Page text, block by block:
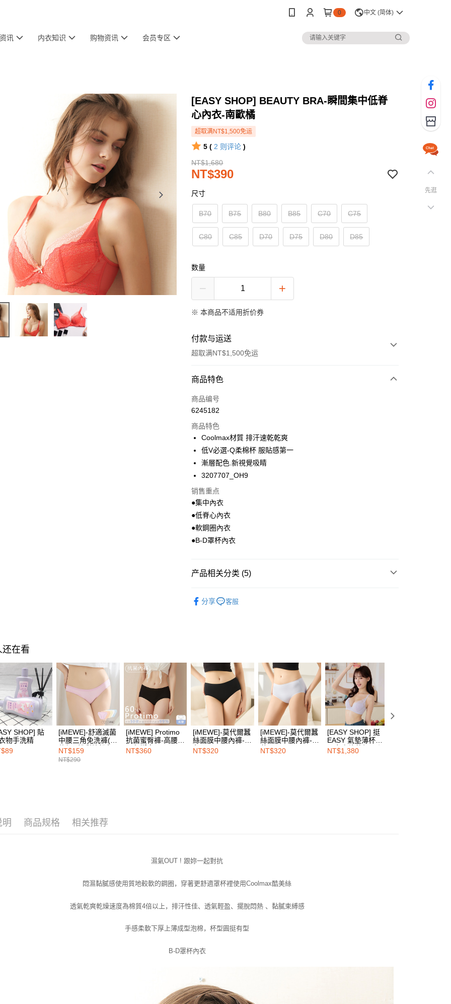
0 中文 (简体)
讯 内衣知识 购物资讯 会员专区
[EASY SHOP] BEAUTY BRA-瞬間集中低脊
心內衣-南歐橘
超取满NT$1,500免运
5 ( 2 则评论 )
NT$1,680
NT$390
尺寸
B70 B75 B80 B85 C70 C75
C80 C85 D70 D75 D80 D85
数量
※ 本商品不适用折价券
付款与运送
超取满NT$1,500免运
付款方式
信用卡一次付款
LINE Pay
Apple Pay
悠遊付
Google Pay
Plus PAY
AFTEE先享后付
一、關於 AFTEE先享後付
1. 於付款方式選擇AFTEE先享後付，將跳出AFTEE先享後付手機驗證視
3. 訂單確認後不需事先繳費，商品會配送至您的指定地址。
享有最長 45 天內付款之服務。
繳費期限，為商家向您請款的時間，再加上使用AFTEE可延長的天數所計
算出。使用AFTEE下訂可以延長您收到商品前的繳費天數，但無法保證一
定能夠在期限內收到商品(例如:預購商品或預計到貨時間較長者)。因此無論
收到商品與否，仍需要請您在AFTEE規定的時間內完成繳費。
二、付款限制
1. 初次使用 AFTEE 時，將依認證結果及本公司審查結果，核予每個人不同
之上限額度
若款項超過繳費期限，將根據當次的金額加收年利率 16% 的逾期滯納金。
聯繫恩沛科技股份有限公司。若您不同意我們將上開所示之個人資料，連
ATM付款
运送方式
每笔NT$100，满NT$1,500(含以上)免运费
7-11取付
每笔NT$100，满NT$1,500(含以上)免运费
付款後7-11取貨
每笔NT$100，满NT$1,500(含以上)免运费
宅配
商品特色
商品编号
6245182
商品特色
Coolmax材質 排汗速乾乾爽
低V必選-Q柔棉杯 服貼感第一
漸層配色.新視覺吸睛
3207707_OH9
销售重点
●集中內衣
●低脊心內衣
●軟鋼圈內衣
●B-D罩杯內衣
产品相关分类 (5)
分享 客服
还在看
SHOP] 貼
物手洗精
[iMEWE]-舒適滅菌
中腰三角免洗褲(五
件組)-粉彩繽紛色
NT$159
NT$290
[iMEWE] Protimo
抗菌蜜臀褲-高腰-
墨魚饗宴
NT$360
[iMEWE]-莫代爾蠶
絲面膜中腰內褲-黑
色
NT$320
[iMEWE]-莫代爾蠶
絲面膜中腰內褲-淺
藍
NT$320
[EASY SHOP] 挺
EASY 氣墊薄杯超
彈力身片軟鋼圈內
衣-莫內紫
NT$1,380
明 商品规格 相关推荐
濕氣OUT ! 跟妳一起對抗
悶濕黏膩感使用質地較軟的鋼圈， 穿著更舒適罩杯裡使用Coolmax酷美絲
透氣乾爽乾燥速度為棉質4倍以上， 排汗性佳、 透氣輕盈、 擺脫悶熱 、黏膩束縛感
手感柔軟下厚上薄成型泡棉， 杯型圓挺有型
B-D罩杯內衣
先逛